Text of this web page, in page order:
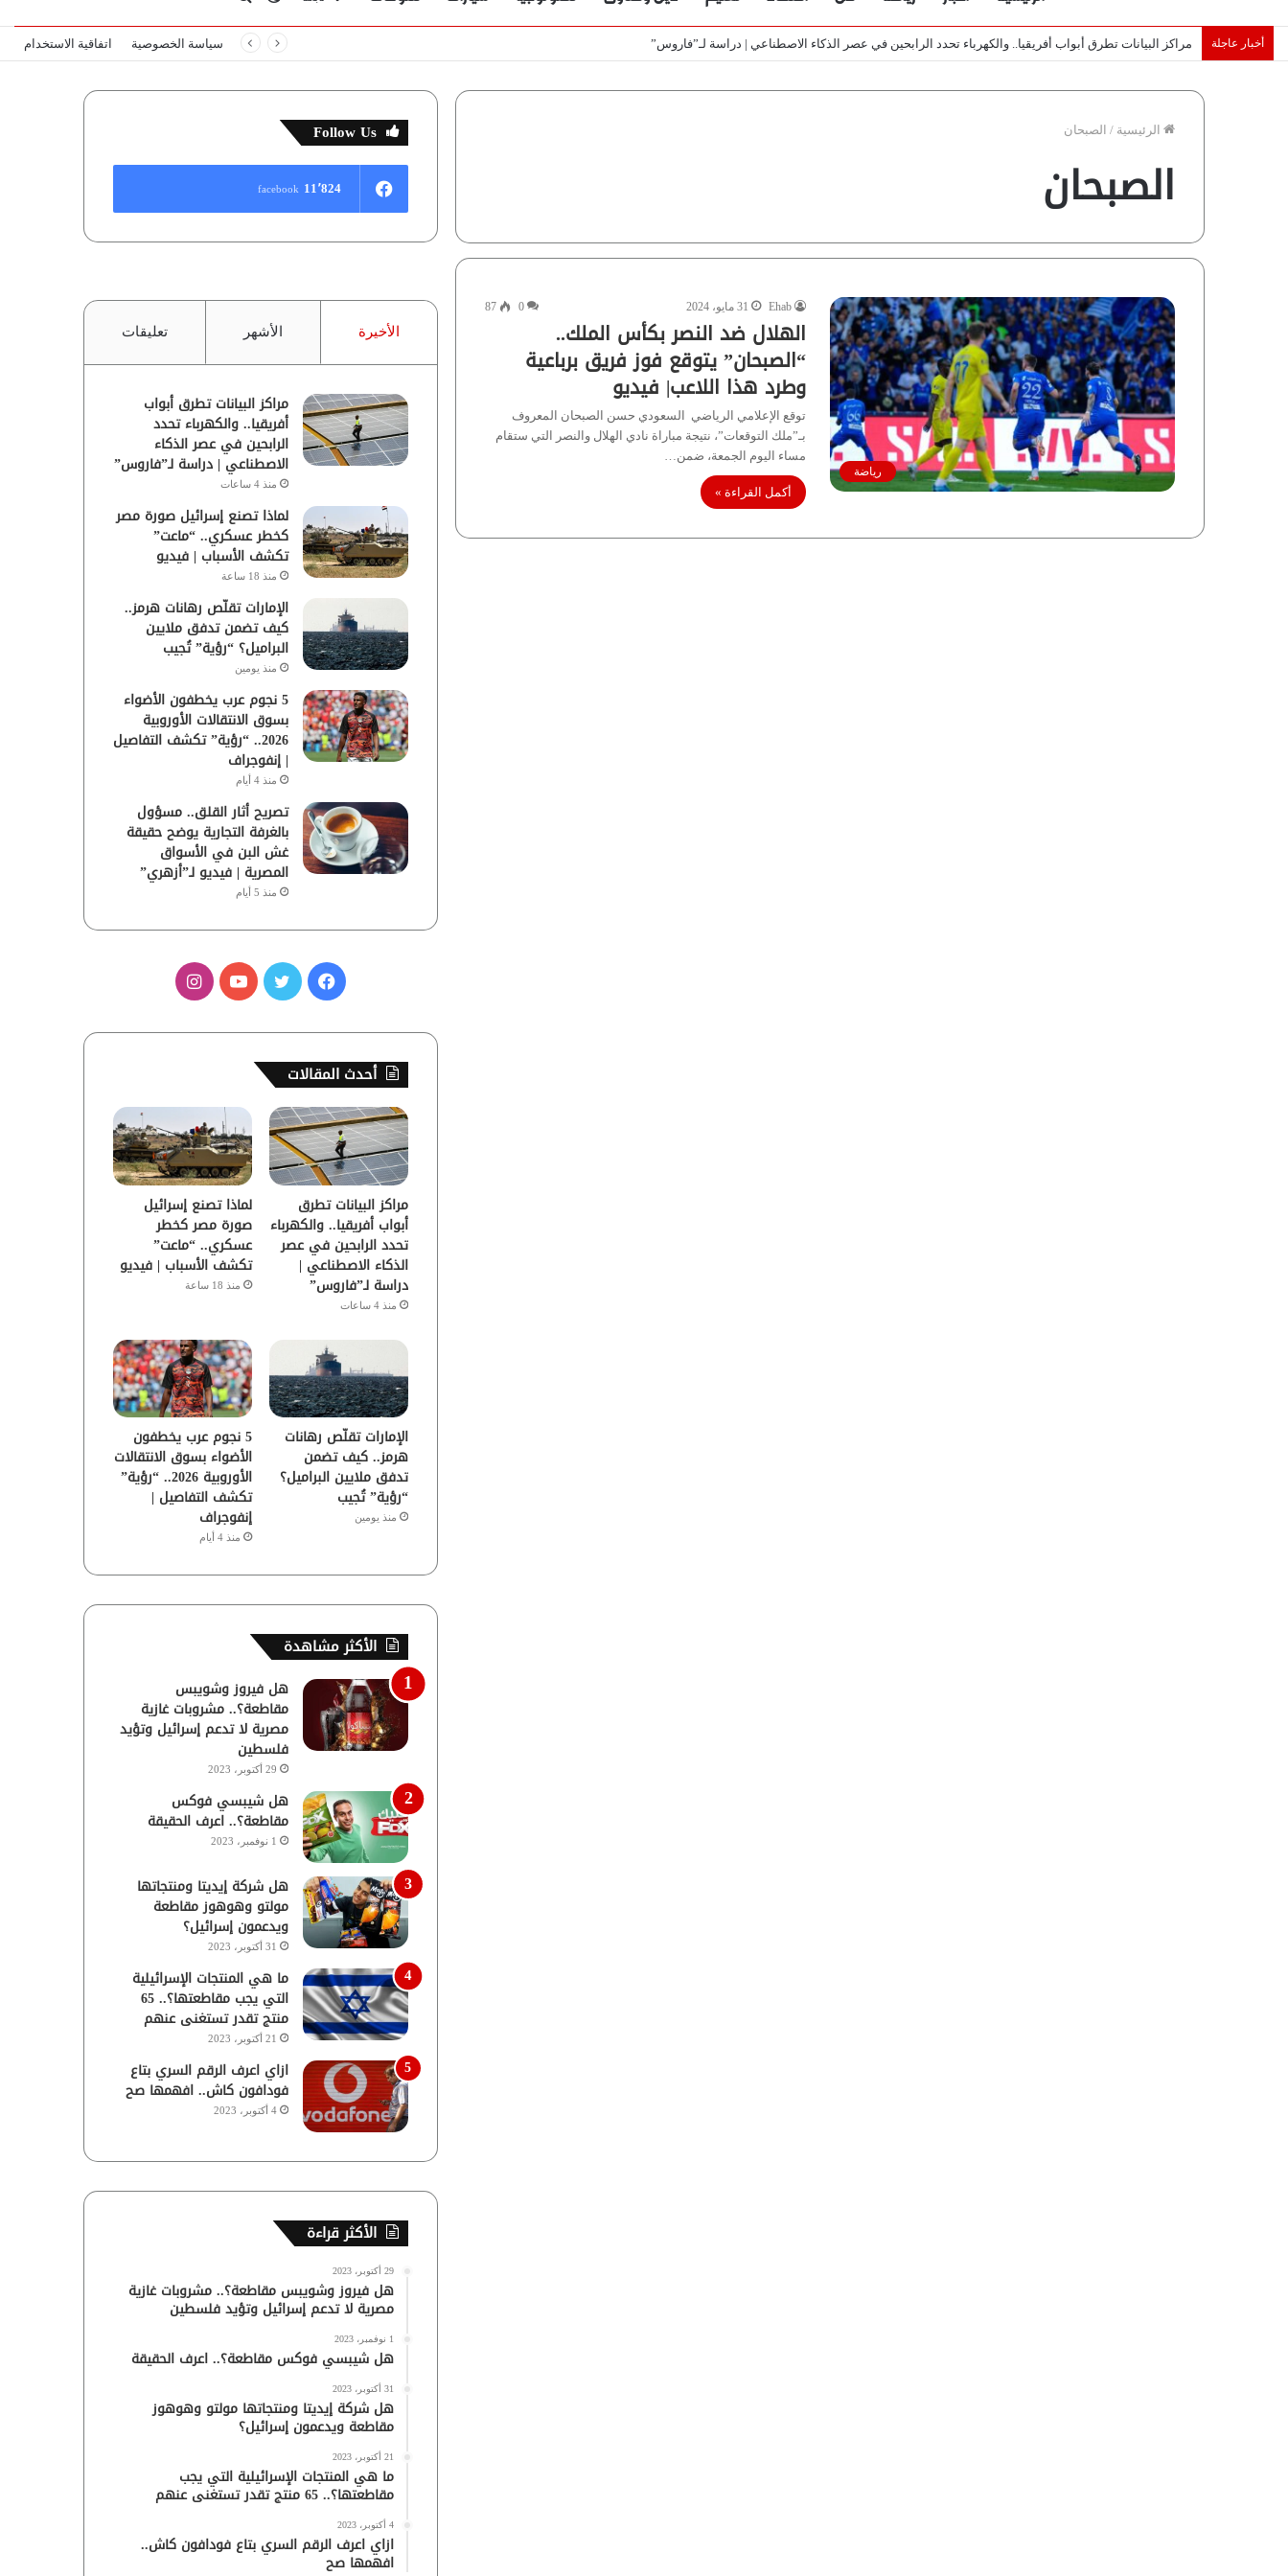
عنالمظلم
أخبار عاجلة لماذا تصنع إسرائيل صورة مصر كخطر عسكري.. “ماعت” تكشف الأسباب | فيديو سياسة الخصوصية اتفاقية الاستخدام
الرئيسية / الصبحان
الصبحان
رياضة
Ehab 31 مايو، 2024 0
87
الهلال ضد النصر بكأس الملك..
“الصبحان” يتوقع فوز فريق برباعية
وطرد هذا اللاعب| فيديو
توقع الإعلامي الرياضي السعودي حسن الصبحان المعروف
بـ”ملك التوقعات”، نتيجة مباراة نادي الهلال والنصر التي ستقام
مساء اليوم الجمعة، ضمن…
أكمل القراءة »
Follow Us
11٬824 facebook
الأخيرة الأشهر تعليقات
مراكز البيانات تطرق أبواب
أفريقيا.. والكهرباء تحدد
الرابحين في عصر الذكاء
الاصطناعي | دراسة لـ”فاروس”
منذ 4 ساعات
لماذا تصنع إسرائيل صورة مصر
كخطر عسكري.. “ماعت”
تكشف الأسباب | فيديو
منذ 18 ساعة
الإمارات تقلّص رهانات هرمز..
كيف تضمن تدفق ملايين
البراميل؟ “رؤية” تُجيب
منذ يومين
5 نجوم عرب يخطفون الأضواء
بسوق الانتقالات الأوروبية
2026.. “رؤية” تكشف التفاصيل
| إنفوجراف
منذ 4 أيام
تصريح أثار القلق.. مسؤول
بالغرفة التجارية يوضح حقيقة
غش البن في الأسواق
المصرية | فيديو لـ”أزهري”
منذ 5 أيام
ف
س
و
ك
ي
ر
و
ب
ا
ق
ر
ا
م
أحدث المقالات
مراكز البيانات تطرق
أبواب أفريقيا.. والكهرباء
تحدد الرابحين في عصر
الذكاء الاصطناعي |
دراسة لـ”فاروس”
منذ 4 ساعات
لماذا تصنع إسرائيل
صورة مصر كخطر
عسكري.. “ماعت”
تكشف الأسباب | فيديو
منذ 18 ساعة
الإمارات تقلّص رهانات
هرمز.. كيف تضمن
تدفق ملايين البراميل؟
“رؤية” تُجيب
منذ يومين
5 نجوم عرب يخطفون
الأضواء بسوق الانتقالات
الأوروبية 2026.. “رؤية”
تكشف التفاصيل |
إنفوجراف
منذ 4 أيام
الأكثر مشاهدة
هل فيروز وشويبس
مقاطعة؟.. مشروبات غازية
مصرية لا تدعم إسرائيل وتؤيد
فلسطين
29 أكتوبر، 2023
هل شيبسي فوكس
مقاطعة؟.. اعرف الحقيقة
1 نوفمبر، 2023
هل شركة إيديتا ومنتجاتها
مولتو وهوهوز مقاطعة
ويدعمون إسرائيل؟
31 أكتوبر، 2023
ما هي المنتجات الإسرائيلية
التي يجب مقاطعتها؟.. 65
منتج تقدر تستغنى عنهم
21 أكتوبر، 2023
ازاي اعرف الرقم السري بتاع
فودافون كاش.. افهمها صح
4 أكتوبر، 2023
الأكثر قراءة
29 أكتوبر، 2023
هل فيروز وشويبس مقاطعة؟.. مشروبات غازية
مصرية لا تدعم إسرائيل وتؤيد فلسطين
1 نوفمبر، 2023
هل شيبسي فوكس مقاطعة؟.. اعرف الحقيقة
31 أكتوبر، 2023
هل شركة إيديتا ومنتجاتها مولتو وهوهوز
مقاطعة ويدعمون إسرائيل؟
21 أكتوبر، 2023
ما هي المنتجات الإسرائيلية التي يجب
مقاطعتها؟.. 65 منتج تقدر تستغنى عنهم
4 أكتوبر، 2023
ازاي اعرف الرقم السري بتاع فودافون كاش..
افهمها صح